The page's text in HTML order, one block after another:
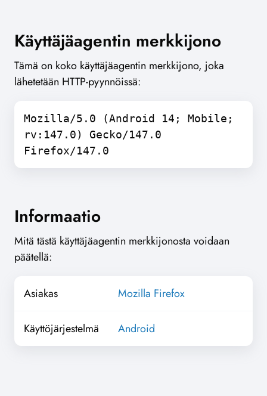
Käyttäjäagentin merkkijono
Tämä on koko käyttäjäagentin merkkijono, joka
lähetetään HTTP-pyynnöissä:
Mozilla/5.0 (Android 14; Mobile;
rv:147.0) Gecko/147.0
Firefox/147.0
Informaatio
Mitä tästä käyttäjäagentin merkkijonosta voidaan
päätellä:
Asiakas Mozilla Firefox
Käyttöjärjestelmä Android